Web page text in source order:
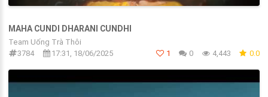
MAHA CUNDI DHARANI CUNDHI
Team Uống Trà Thôi
3784
17:31, 18/06/2025 1 0 4,443 0.0